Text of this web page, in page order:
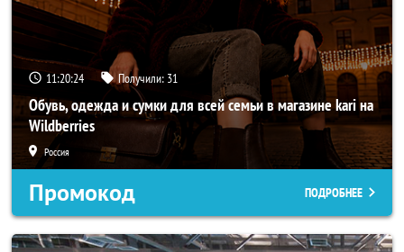
11:20:22 Получили: 31
Обувь, одежда и сумки для всей семьи в магазине kari на
Wildberries
Россия
Промокод ПОДРОБНЕЕ